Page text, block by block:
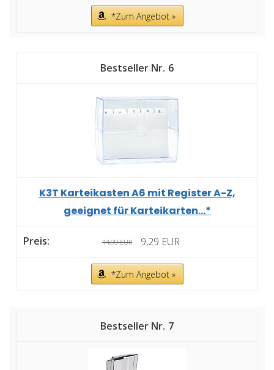
*Zum Angebot »
6
K3T Karteikasten A6 mit Register A-Z,
geeignet für Karteikarten...*
14,99 EUR 9,29 EUR
*Zum Angebot »
7